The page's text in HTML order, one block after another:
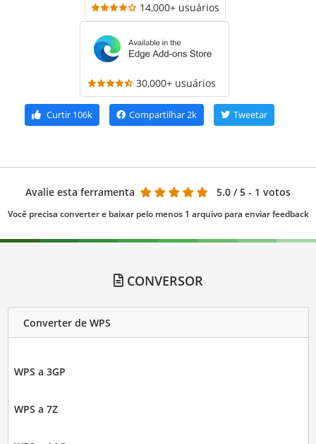
14,000+ usuários
30,000+ usuários
Curtir 106k Compartilhar2k Tweetar
Avalie esta ferramenta 5.0 / 5 - 1 votos
Você precisa converter e baixar pelo menos 1 arquivo para enviar feedback
CONVERSOR
Converter de WPS
WPS a 3GP
WPS a 7Z